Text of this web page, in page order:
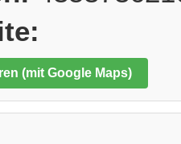
(mit Google Maps)